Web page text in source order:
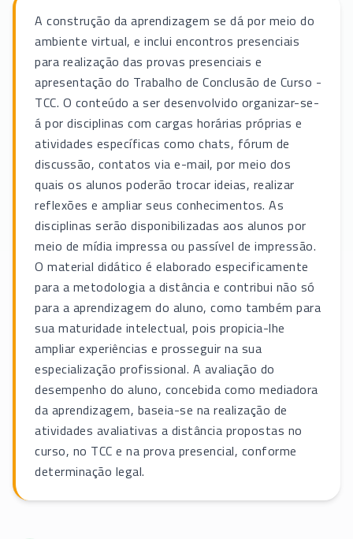
A construção da aprendizagem se dá por meio do
ambiente virtual, e inclui encontros presenciais
para realização das provas presenciais e
apresentação do Trabalho de Conclusão de Curso -
TCC. O conteúdo a ser desenvolvido organizar-se-
á por disciplinas com cargas horárias próprias e
atividades específicas como chats, fórum de
discussão, contatos via e-mail, por meio dos
quais os alunos poderão trocar ideias, realizar
reflexões e ampliar seus conhecimentos. As
disciplinas serão disponibilizadas aos alunos por
meio de mídia impressa ou passível de impressão.
O material didático é elaborado especificamente
para a metodologia a distância e contribui não só
para a aprendizagem do aluno, como também para
sua maturidade intelectual, pois propicia-lhe
ampliar experiências e prosseguir na sua
especialização profissional. A avaliação do
desempenho do aluno, concebida como mediadora
da aprendizagem, baseia-se na realização de
atividades avaliativas a distância propostas no
curso, no TCC e na prova presencial, conforme
determinação legal.